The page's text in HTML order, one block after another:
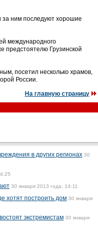
ним последуют хорошие
международного
предстоятелю Грузинской
посетил несколько храмов,
России.
На главную страницу
в других регионах 30
30 января 2013 года, 14:11
хотят построить дом 30 января
экстремистам 30 января